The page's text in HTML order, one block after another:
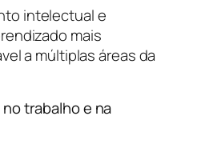
intelectual e
mais
a múltiplas áreas da
trabalho e na